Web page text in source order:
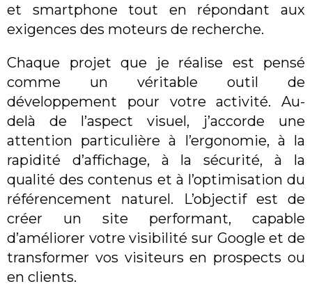
et smartphone tout en répondant aux
exigences des moteurs de recherche.
Chaque projet que je réalise est pensé
comme un véritable outil de
développement pour votre activité. Au-
delà de l’aspect visuel, j’accorde une
attention particulière à l’ergonomie, à la
rapidité d’affichage, à la sécurité, à la
qualité des contenus et à l’optimisation du
référencement naturel. L’objectif est de
créer un site performant, capable
d’améliorer votre visibilité sur Google et de
transformer vos visiteurs en prospects ou
en clients.